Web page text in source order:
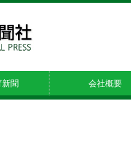
新聞 会社概要